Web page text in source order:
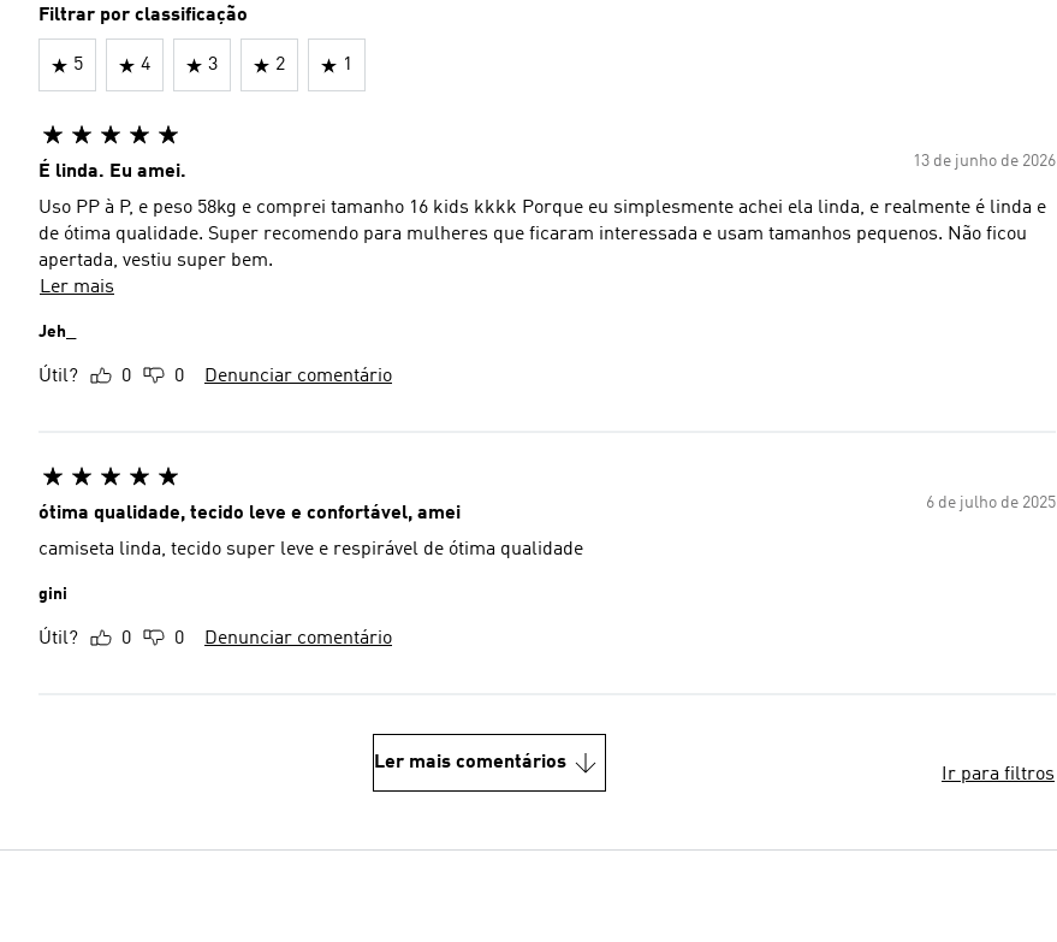
Filtrar por classificação
5 4 3 2 1
13 de junho de 2026
É linda. Eu amei.
Uso PP à P, e peso 58kg e comprei tamanho 16 kids kkkk Porque eu simplesmente achei ela linda, e realmente é linda e
de ótima qualidade. Super recomendo para mulheres que ficaram interessada e usam tamanhos pequenos. Não ficou
apertada, vestiu super bem.
Ler mais
Jeh_
Útil? 0 0 Denunciar comentário
6 de julho de 2025
ótima qualidade, tecido leve e confortável, amei
camiseta linda, tecido super leve e respirável de ótima qualidade
gini
Útil? 0 0 Denunciar comentário
Ler mais comentários
Ir para filtros